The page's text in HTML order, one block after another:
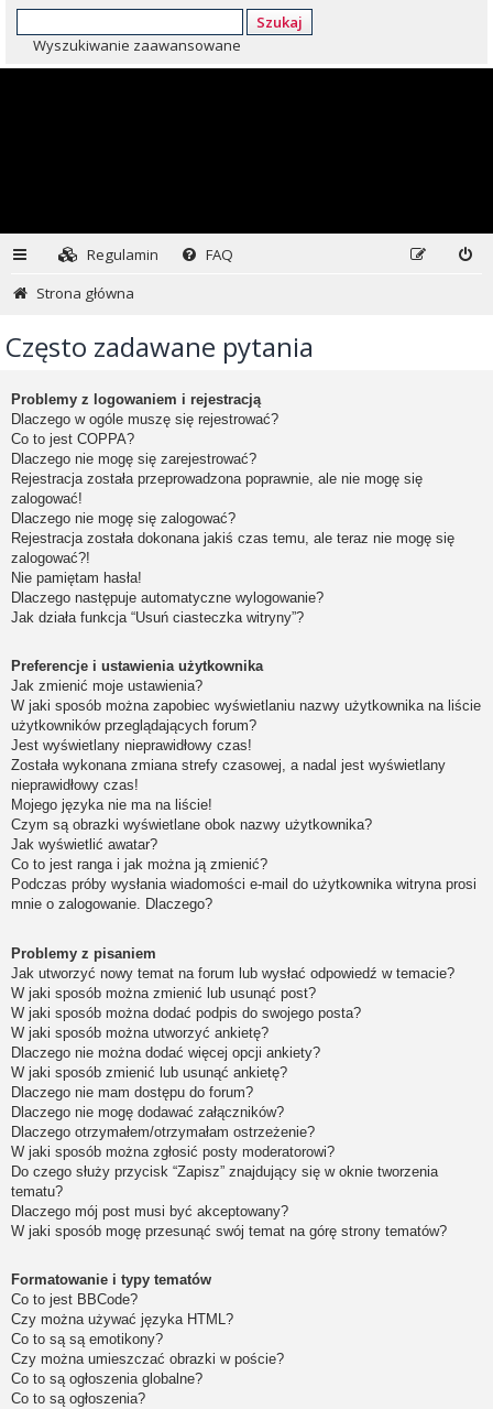
Szukaj
Wyszukiwanie zaawansowane
Regulamin
FAQ
Strona główna
Często zadawane pytania
Problemy z logowaniem i rejestracją
Dlaczego w ogóle muszę się rejestrować?
Co to jest COPPA?
Dlaczego nie mogę się zarejestrować?
Rejestracja została przeprowadzona poprawnie, ale nie mogę się
zalogować!
Dlaczego nie mogę się zalogować?
Rejestracja została dokonana jakiś czas temu, ale teraz nie mogę się
zalogować?!
Nie pamiętam hasła!
Dlaczego następuje automatyczne wylogowanie?
Jak działa funkcja “Usuń ciasteczka witryny”?
Preferencje i ustawienia użytkownika
Jak zmienić moje ustawienia?
W jaki sposób można zapobiec wyświetlaniu nazwy użytkownika na liście
użytkowników przeglądających forum?
Jest wyświetlany nieprawidłowy czas!
Została wykonana zmiana strefy czasowej, a nadal jest wyświetlany
nieprawidłowy czas!
Mojego języka nie ma na liście!
Czym są obrazki wyświetlane obok nazwy użytkownika?
Jak wyświetlić awatar?
Co to jest ranga i jak można ją zmienić?
Podczas próby wysłania wiadomości e-mail do użytkownika witryna prosi
mnie o zalogowanie. Dlaczego?
Problemy z pisaniem
Jak utworzyć nowy temat na forum lub wysłać odpowiedź w temacie?
W jaki sposób można zmienić lub usunąć post?
W jaki sposób można dodać podpis do swojego posta?
W jaki sposób można utworzyć ankietę?
Dlaczego nie można dodać więcej opcji ankiety?
W jaki sposób zmienić lub usunąć ankietę?
Dlaczego nie mam dostępu do forum?
Dlaczego nie mogę dodawać załączników?
Dlaczego otrzymałem/otrzymałam ostrzeżenie?
W jaki sposób można zgłosić posty moderatorowi?
Do czego służy przycisk “Zapisz” znajdujący się w oknie tworzenia
tematu?
Dlaczego mój post musi być akceptowany?
W jaki sposób mogę przesunąć swój temat na górę strony tematów?
Formatowanie i typy tematów
Co to jest BBCode?
Czy można używać języka HTML?
Co to są są emotikony?
Czy można umieszczać obrazki w poście?
Co to są ogłoszenia globalne?
Co to są ogłoszenia?